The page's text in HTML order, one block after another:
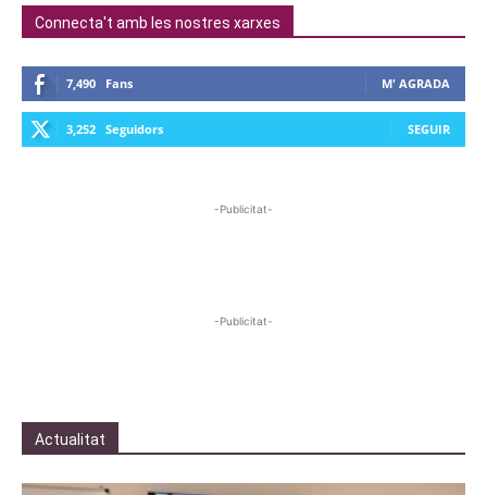
Connecta't amb les nostres xarxes
7,490 Fans M' AGRADA
3,252 Seguidors SEGUIR
-Publicitat-
-Publicitat-
Actualitat